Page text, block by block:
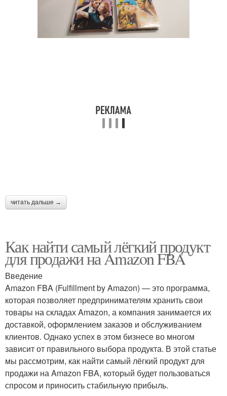
читать дальше →
Как найти самый лёгкий продукт
для продажи на Amazon FBA
Введение
Amazon FBA (Fulfillment by Amazon) — это программа,
которая позволяет предпринимателям хранить свои
товары на складах Amazon, а компания занимается их
доставкой, оформлением заказов и обслуживанием
клиентов. Однако успех в этом бизнесе во многом
зависит от правильного выбора продукта. В этой статье
мы рассмотрим, как найти самый лёгкий продукт для
продажи на Amazon FBA, который будет пользоваться
спросом и приносить стабильную прибыль.